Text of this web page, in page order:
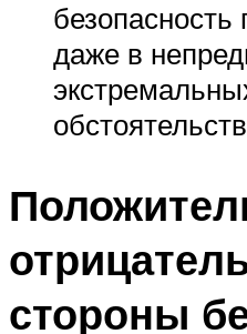
безопасность
даже в
стороны